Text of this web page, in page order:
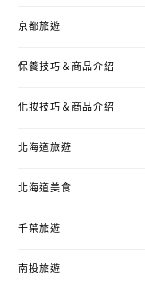
京都旅遊
保養技巧＆商品介紹
化妝技巧＆商品介紹
北海道旅遊
北海道美食
千葉旅遊
南投旅遊